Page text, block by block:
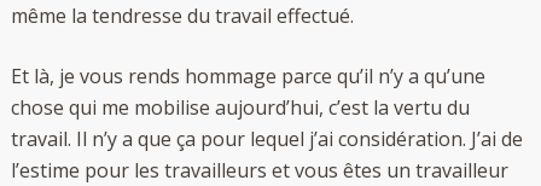
même la tendresse du travail effectué.
Et là, je vous rends hommage parce qu’il n’y a qu’une
chose qui me mobilise aujourd’hui, c’est la vertu du
travail. Il n’y a que ça pour lequel j’ai considération. J’ai de
l’estime pour les travailleurs et vous êtes un travailleur